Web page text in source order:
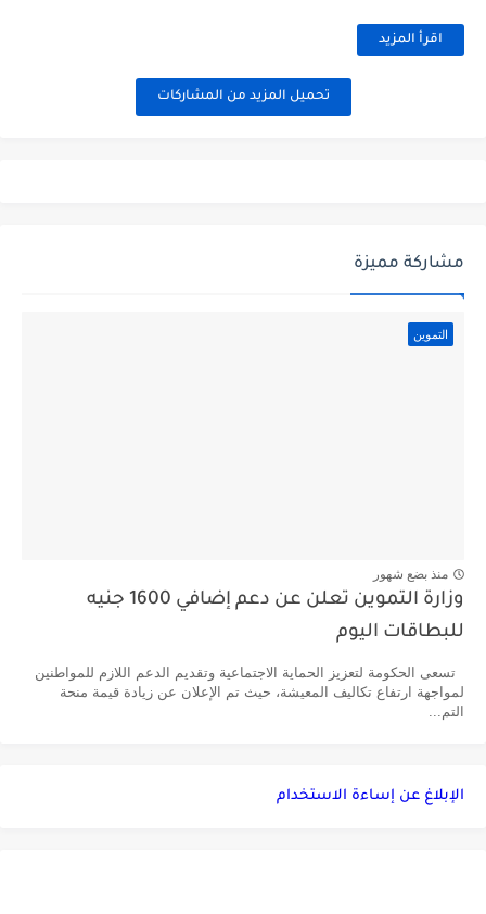
اقرأ المزيد
تحميل المزيد من المشاركات
مشاركة مميزة
التموين
منذ بضع شهور
وزارة التموين تعلن عن دعم إضافي 1600 جنيه
للبطاقات اليوم
تسعى الحكومة لتعزيز الحماية الاجتماعية وتقديم الدعم اللازم للمواطنين
لمواجهة ارتفاع تكاليف المعيشة، حيث تم الإعلان عن زيادة قيمة منحة
التم...
الإبلاغ عن إساءة الاستخدام